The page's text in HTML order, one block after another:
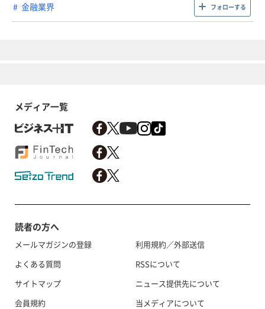
金融業界 フォローする
メディア一覧
読者の方へ
メールマガジンの登録
よくある質問
サイトマップ
会員規約
利用規約／外部送信
RSSについて
ニュース提供先について
当メディアについて